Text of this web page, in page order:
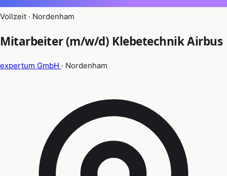
Vollzeit · Nordenham
Mitarbeiter (m/w/d) Klebetechnik Airbus
expertum GmbH · Nordenham